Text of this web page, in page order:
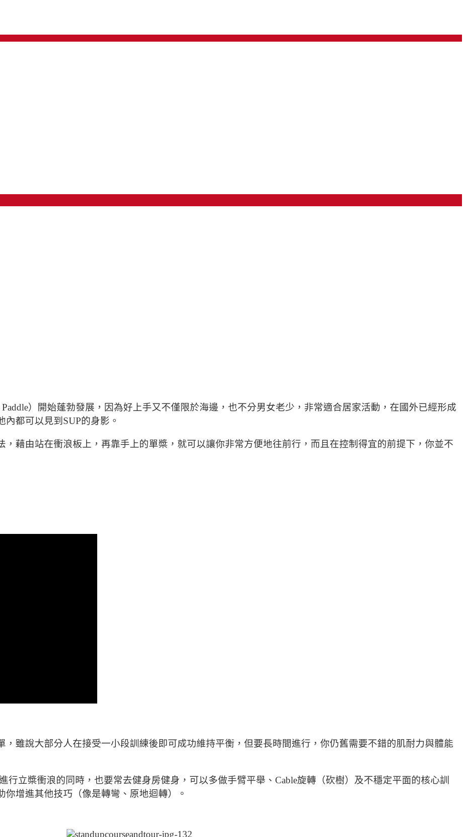
Paddle）開始蓬勃發展，因為好上手又不僅限於海邊，也不分男女老少，非常適合居家活動，在國外已經形成
都可以見到SUP的身影。
藉由站在衝浪板上，再靠手上的單槳，就可以讓你非常方便地往前行，而且在控制得宜的前提下，你並不
，雖說大部分人在接受一小段訓練後即可成功維持平衡，但要長時間進行，你仍舊需要不錯的肌耐力與體能
進行立槳衝浪的同時，也要常去健身房健身，可以多做手臂平舉、Cable旋轉（砍樹）及不穩定平面的核心訓
增進其他技巧（像是轉彎、原地迴轉）。